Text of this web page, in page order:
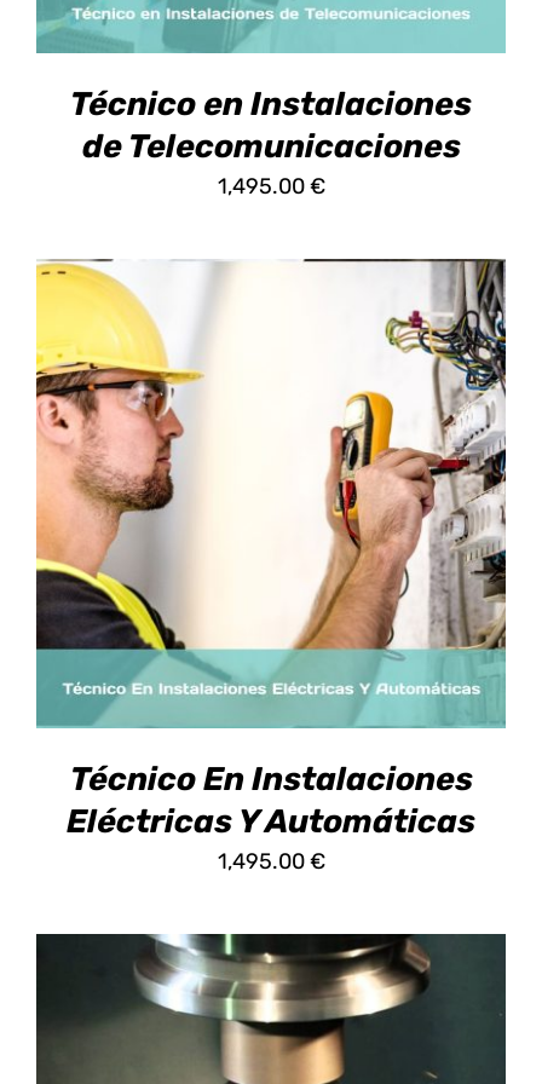
SE
ELEGIR
EN
LA
PÁGINA
DE
PRODUCTO
Técnico en Instalaciones
de Telecomunicaciones
1,495.00€
SELECCIONAR OPCIONES
ESTE
PRODUCTO
TIENE
MÚLTIPLES
VARIANTES.
LAS
OPCIONES
SE
PUEDEN
ELEGIR
EN
LA
PÁGINA
DE
PRODUCTO
/ DETALLES
Técnico En Instalaciones
Eléctricas Y Automáticas
1,495.00€